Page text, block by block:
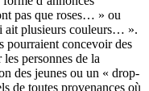
pas que roses… » ou
ait plusieurs couleurs… ».
pourraient concevoir des
personnes de la
des jeunes ou un « drop-
de toutes provenances où